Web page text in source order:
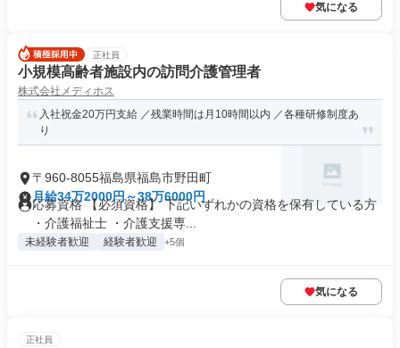
気になる
正社員
小規模高齢者施設内の訪問介護管理者
株式会社メディホス
入社祝金20万円支給 ／残業時間は月10時間以内 ／各種研修制度あ
り
〒960-8055福島県福島市野田町
月給34万2000円～38万6000円
応募資格 【必須資格】 下記いずれかの資格を保有している方
・介護福祉士 ・介護支援専...
未経験者歓迎 経験者歓迎 +5個
気になる
正社員